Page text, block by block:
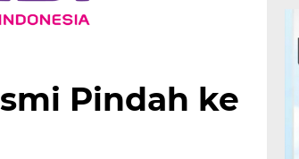
Pindah ke